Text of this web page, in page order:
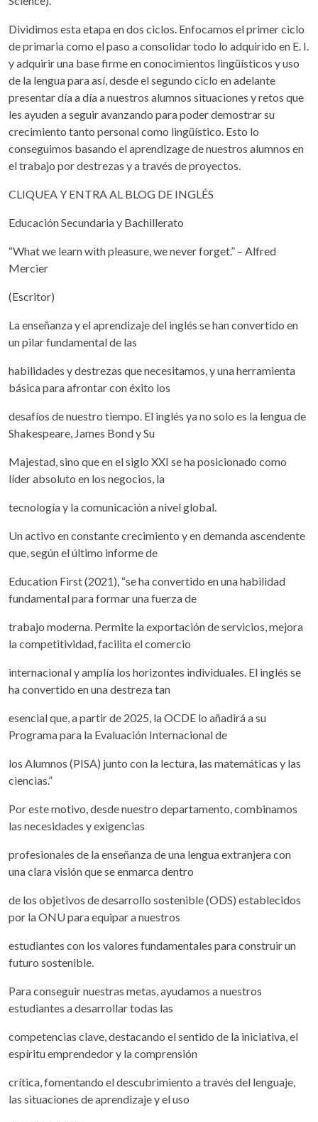
Dividimos esta etapa en dos ciclos. Enfocamos el primer ciclo
de primaria como el paso a consolidar todo lo adquirido en E. I.
y adquirir una base firme en conocimientos lingüísticos y uso
de la lengua para así, desde el segundo ciclo en adelante
presentar día a día a nuestros alumnos situaciones y retos que
les ayuden a seguir avanzando para poder demostrar su
crecimiento tanto personal como lingüístico. Esto lo
conseguimos basando el aprendizage de nuestros alumnos en
el trabajo por destrezas y a través de proyectos.
CLIQUEA Y ENTRA AL BLOG DE INGLÉS
Educación Secundaria y Bachillerato
“What we learn with pleasure, we never forget.” – Alfred
Mercier
(Escritor)
La enseñanza y el aprendizaje del inglés se han convertido en
un pilar fundamental de las
habilidades y destrezas que necesitamos, y una herramienta
básica para afrontar con éxito los
desafíos de nuestro tiempo. El inglés ya no solo es la lengua de
Shakespeare, James Bond y Su
Majestad, sino que en el siglo XXI se ha posicionado como
líder absoluto en los negocios, la
tecnología y la comunicación a nivel global.
Un activo en constante crecimiento y en demanda ascendente
que, según el último informe de
Education First (2021), “se ha convertido en una habilidad
fundamental para formar una fuerza de
trabajo moderna. Permite la exportación de servicios, mejora
la competitividad, facilita el comercio
internacional y amplía los horizontes individuales. El inglés se
ha convertido en una destreza tan
esencial que, a partir de 2025, la OCDE lo añadirá a su
Programa para la Evaluación Internacional de
los Alumnos (PISA) junto con la lectura, las matemáticas y las
ciencias.”
Por este motivo, desde nuestro departamento, combinamos
las necesidades y exigencias
profesionales de la enseñanza de una lengua extranjera con
una clara visión que se enmarca dentro
de los objetivos de desarrollo sostenible (ODS) establecidos
por la ONU para equipar a nuestros
estudiantes con los valores fundamentales para construir un
futuro sostenible.
Para conseguir nuestras metas, ayudamos a nuestros
estudiantes a desarrollar todas las
competencias clave, destacando el sentido de la iniciativa, el
espíritu emprendedor y la comprensión
crítica, fomentando el descubrimiento a través del lenguaje,
las situaciones de aprendizaje y el uso